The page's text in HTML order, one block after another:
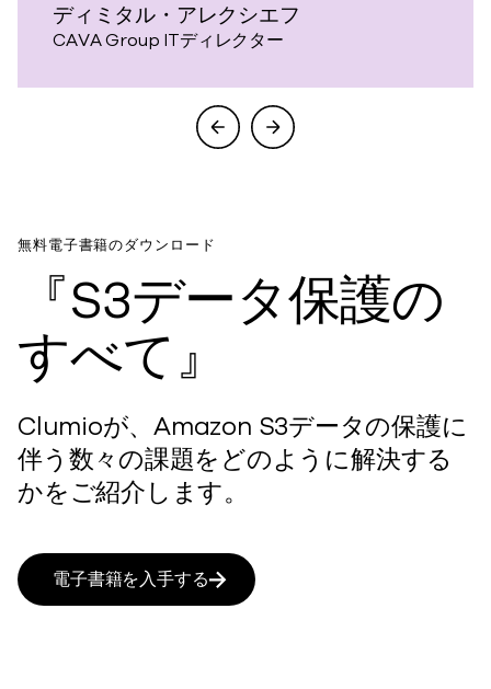
ディミタル・アレクシエフ
CAVA Group ITディレクター
無料電子書籍のダウンロード
『S3データ保護の
すべて』
Clumioが、Amazon S3データの保護に
伴う数々の課題をどのように解決する
かをご紹介します。
電子書籍を入手する